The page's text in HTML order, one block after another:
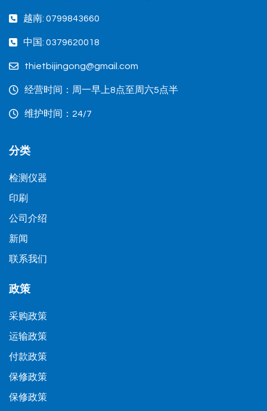
越南: 0799843660
中国: 0379620018
thietbijingong@gmail.com
经营时间：周一早上8点至周六5点半
维护时间：24/7
分类
检测仪器
印刷
公司介绍
新闻
联系我们
政策
采购政策
运输政策
付款政策
保修政策
保修政策